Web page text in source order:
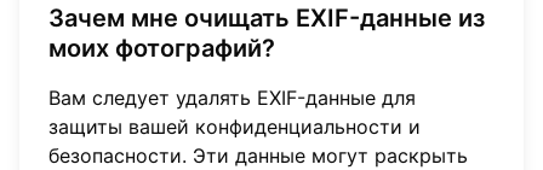
Зачем мне очищать EXIF-данные из
моих фотографий?
Вам следует удалять EXIF-данные для
защиты вашей конфиденциальности и
безопасности. Эти данные могут раскрыть